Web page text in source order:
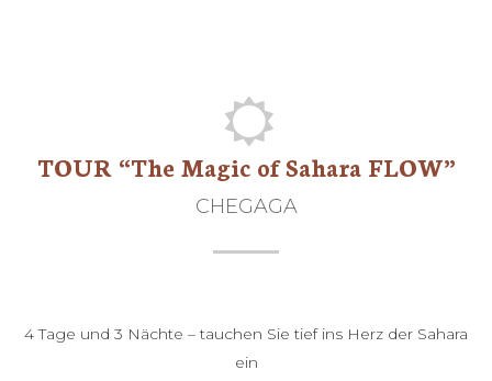
TOUR “The Magic of Sahara FLOW”
CHEGAGA
4 Tage und 3 Nächte – tauchen Sie tief ins Herz der Sahara
ein